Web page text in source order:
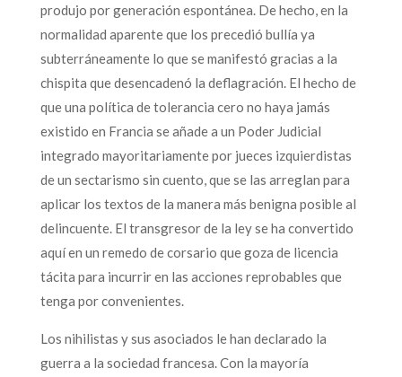
produjo por generación espontánea. De hecho, en la
normalidad aparente que los precedió bullía ya
subterráneamente lo que se manifestó gracias a la
chispita que desencadenó la deflagración. El hecho de
que una política de tolerancia cero no haya jamás
existido en Francia se añade a un Poder Judicial
integrado mayoritariamente por jueces izquierdistas
de un sectarismo sin cuento, que se las arreglan para
aplicar los textos de la manera más benigna posible al
delincuente. El transgresor de la ley se ha convertido
aquí en un remedo de corsario que goza de licencia
tácita para incurrir en las acciones reprobables que
tenga por convenientes.
Los nihilistas y sus asociados le han declarado la
guerra a la sociedad francesa. Con la mayoría